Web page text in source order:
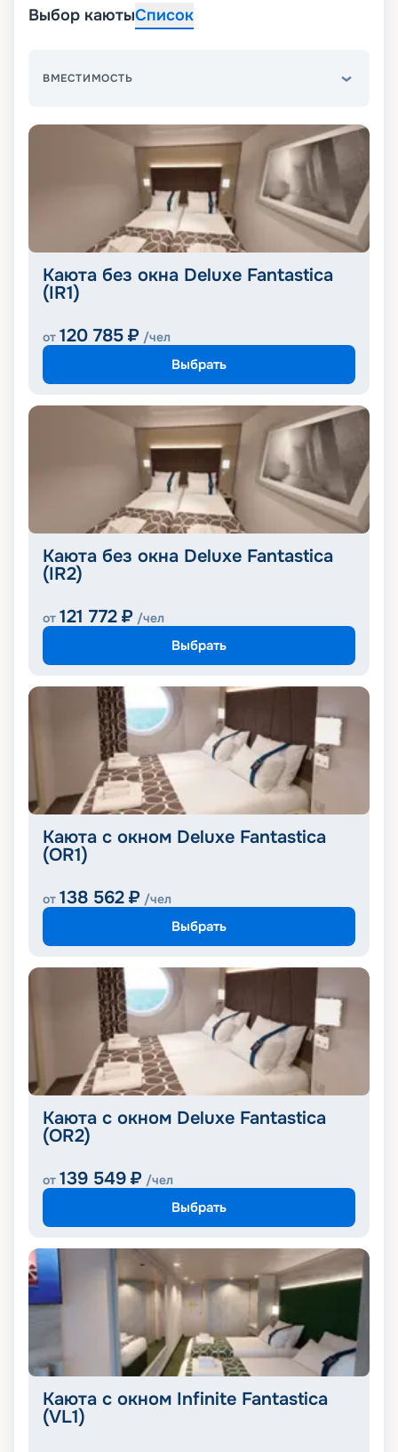
Выбор каютыСписок
ВМЕСТИМОСТЬ
Каюта без окна Deluxe Fantastica
(IR1)
от 120 785 ₽ /чел
Выбрать
Каюта без окна Deluxe Fantastica
(IR2)
от 121 772 ₽ /чел
Выбрать
Каюта с окном Deluxe Fantastica
(OR1)
от 138 562 ₽ /чел
Выбрать
Каюта с окном Deluxe Fantastica
(OR2)
от 139 549 ₽ /чел
Выбрать
Каюта с окном Infinite Fantastica
(VL1)